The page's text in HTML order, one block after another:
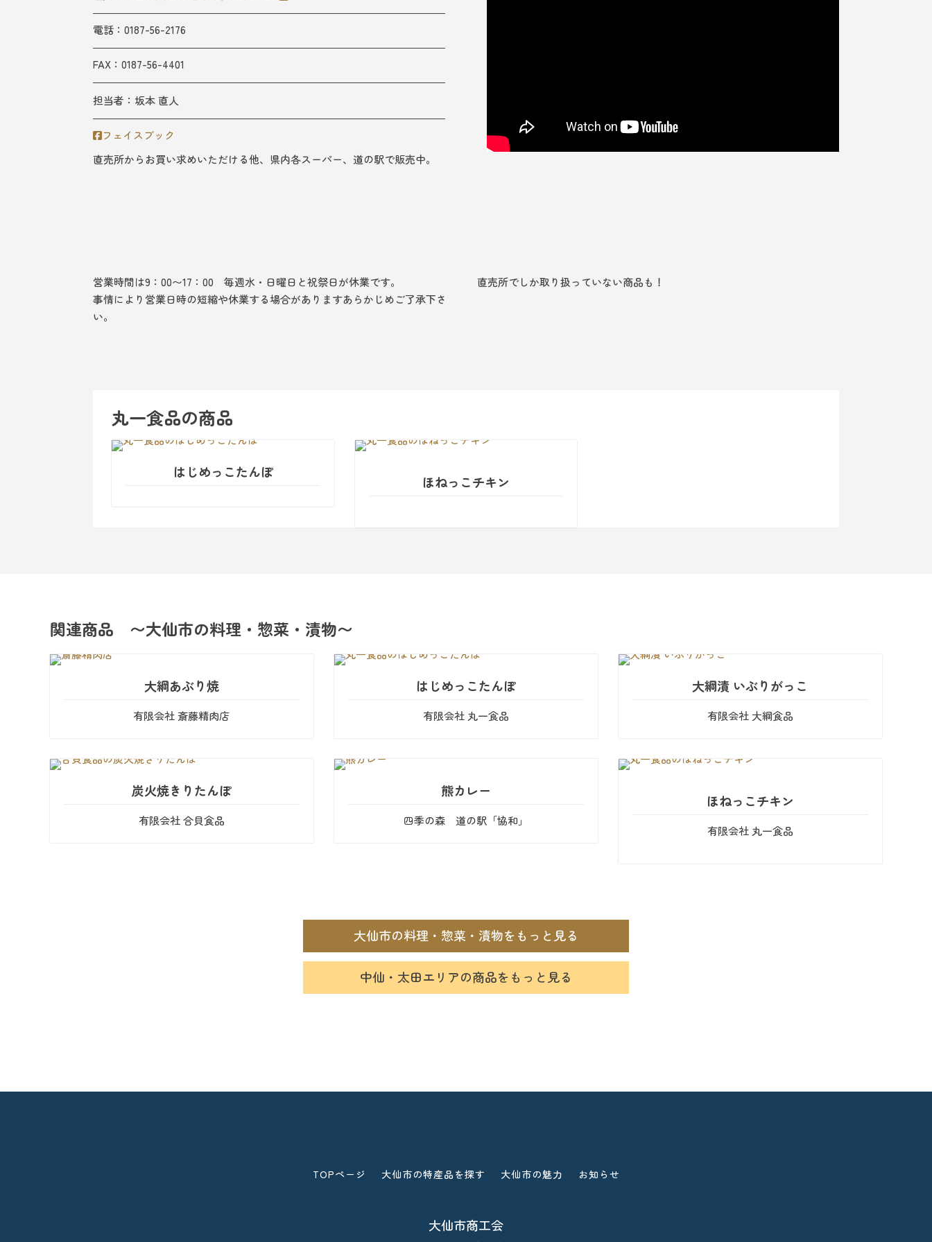
電話：0187-56-2176
FAX：0187-56-4401
担当者： 坂本 直人
フェイスブック
直売所からお買い求めいただける他、県内各スーパー、道の駅で販売中。
営業時間は9：00〜17：00 毎週水・日曜日と祝祭日が休業です。
事情により営業日時の短縮や休業する場合がありますあらかじめご了承下さ
い。
直売所でしか取り扱っていない商品も！
丸一食品の商品
はじめっこたんぽ
ほねっこチキン
関連商品 〜大仙市の料理・惣菜・漬物〜
大綱あぶり焼
有限会社 斎藤精肉店
はじめっこたんぽ
有限会社 丸一食品
大綱漬 いぶりがっこ
有限会社 大綱食品
炭火焼きりたんぽ
有限会社 合貝食品
熊カレー
四季の森 道の駅「協和」
ほねっこチキン
有限会社 丸一食品
大仙市の料理・惣菜・漬物をもっと見る
中仙・太田エリアの商品をもっと見る
TOPページ 大仙市の特産品を探す 大仙市の魅力 お知らせ
大仙市商工会